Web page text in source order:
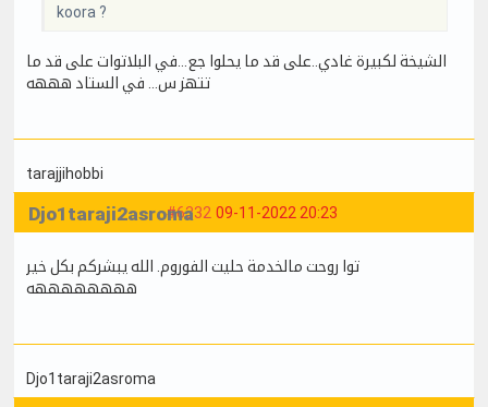
koora ?
الشيخة لكبيرة غادي..على قد ما يحلوا جع...في البلاتوات على قد ما
تتهز س... في الستاد هههه
tarajjihobbi
#6332 09-11-2022 20:23
Djo1taraji2asroma
توا روحت مالخدمة حليت الفوروم. الله يبشركم بكل خير
ههههههههه
Djo1taraji2asroma